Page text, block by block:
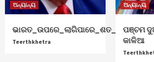
ଅନ୍ୟାନ୍ୟ
Teerthkhetra
ଅନ୍ୟାନ୍ୟ
ପଞ୍ଚମ
କାଳିଆ